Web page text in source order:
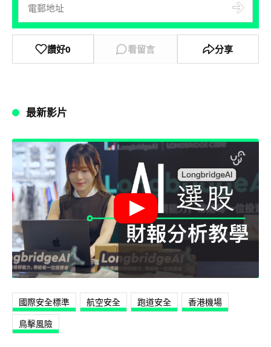
讚好0 看留言 分享
最新影片
國際安全標準 航空安全 跑道安全
香港機場
鳥擊風險